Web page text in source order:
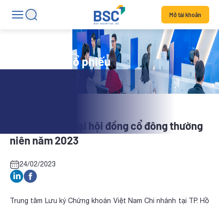
Mở tài khoản
Tin tức mã cổ phiếu
BLI: Tổ chức Đại hội đồng cổ đông thường
niên năm 2023
24/02/2023
Trung tâm Lưu ký Chứng khoán Việt Nam Chi nhánh tại TP. Hồ